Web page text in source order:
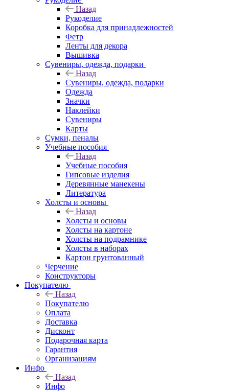
Назад
Рукоделие
Коробка для принадлежностей
Фетр
Ленты для декора
Вышивка
Сувениры, одежда, подарки
Назад
Сувениры, одежда, подарки
Одежда
Значки
Наклейки
Сувениры
Карты
Сумки, пеналы
Учебные пособия
Назад
Учебные пособия
Гипсовые изделия
Деревянные манекены
Литература
Холсты и основы
Назад
Холсты и основы
Холсты на картоне
Холсты на подрамнике
Холсты в наборах
Картон грунтованный
Черчение
Конструкторы
Покупателю
Назад
Покупателю
Оплата
Доставка
Дисконт
Подарочная карта
Гарантия
Организациям
Инфо
Назад
Инфо